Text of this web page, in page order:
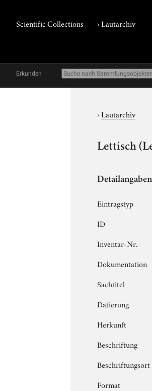
Scientific Collections ›Lautarchiv
Erkunden
›Lautarchiv
Lettisch
Detailangaben
Eintragstyp
ID
Inventar-Nr.
Dokumentation
Sachtitel
Datierung
Herkunft
Beschriftung
Beschriftungsort
Format